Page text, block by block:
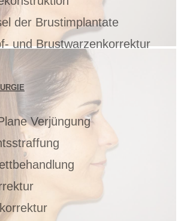
der Brustimplantate
und Brustwarzenkorrektur
Verjüngung